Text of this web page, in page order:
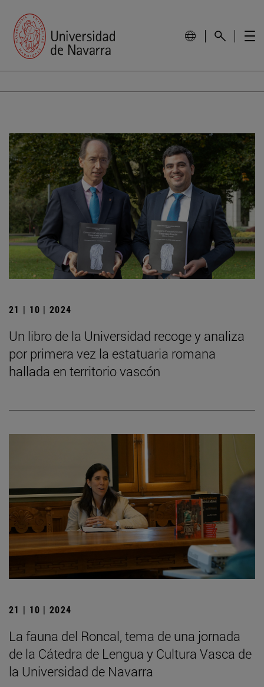
21 | 10 | 2024
Un libro de la Universidad recoge y analiza
por primera vez la estatuaria romana
hallada en territorio vascón
21 | 10 | 2024
La fauna del Roncal, tema de una jornada
de la Cátedra de Lengua y Cultura Vasca de
la Universidad de Navarra